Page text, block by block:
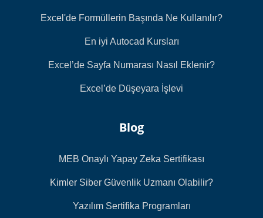
Excel'de Formüllerin Başında Ne Kullanılır?
En iyi Autocad Kursları
Excel’de Sayfa Numarası Nasıl Eklenir?
Excel’de Düşeyara İşlevi
Blog
MEB Onaylı Yapay Zeka Sertifikası
Kimler Siber Güvenlik Uzmanı Olabilir?
Yazılım Sertifika Programları